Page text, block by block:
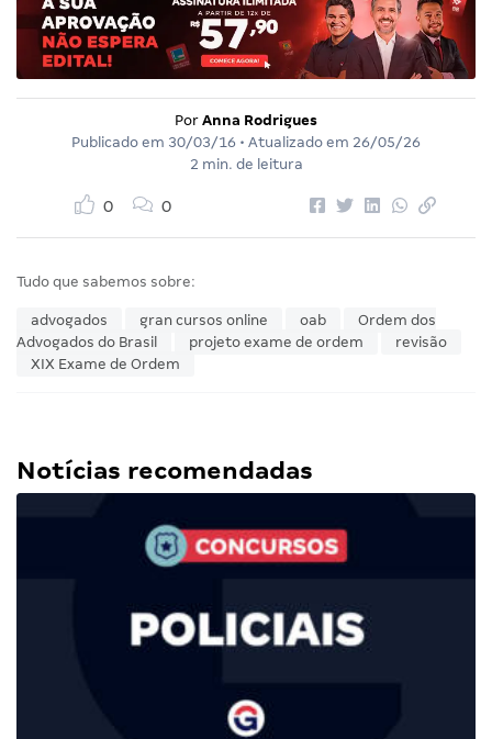
Por Anna Rodrigues
Publicado em 30/03/16 • Atualizado em 26/05/26
2 min. de leitura
0 0
Tudo que sabemos sobre:
advogados gran cursos online oab
Ordem dos
Advogados do Brasil
projeto exame de ordem
revisão
XIX Exame de Ordem
Notícias recomendadas